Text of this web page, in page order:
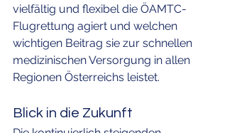
vielfältig und flexibel die ÖAMTC-
Flugrettung agiert und welchen
wichtigen Beitrag sie zur schnellen
medizinischen Versorgung in allen
Regionen Österreichs leistet.
Blick in die Zukunft